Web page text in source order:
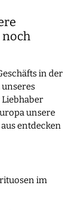
noch
in der
unsere
entdecken